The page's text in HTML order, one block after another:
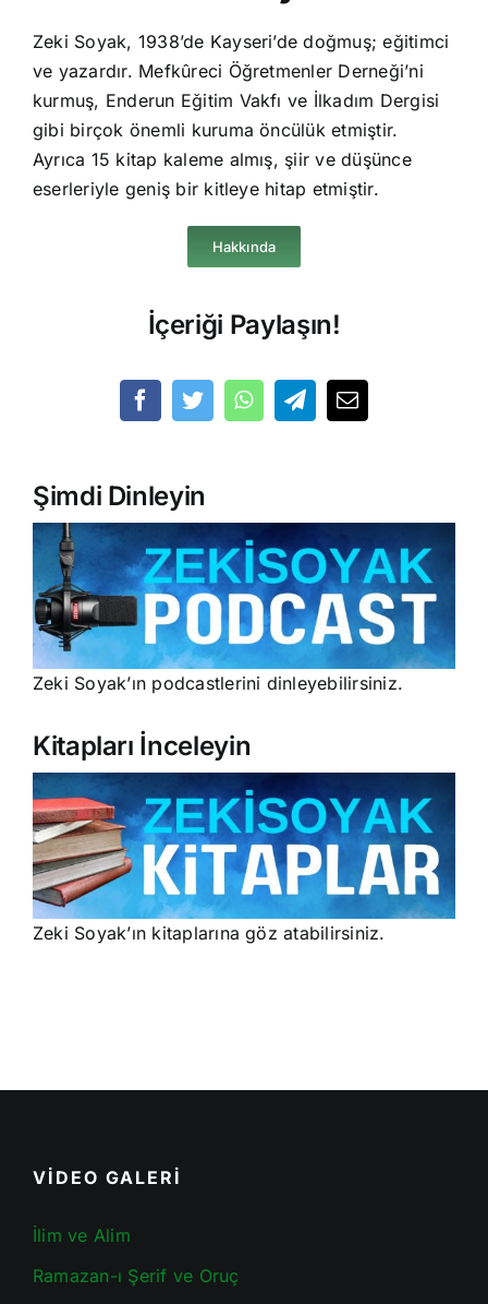
Zeki Soyak, 1938’de Kayseri’de doğmuş; eğitimci
ve yazardır. Mefkûreci Öğretmenler Derneği’ni
kurmuş, Enderun Eğitim Vakfı ve İlkadım Dergisi
gibi birçok önemli kuruma öncülük etmiştir.
Ayrıca 15 kitap kaleme almış, şiir ve düşünce
eserleriyle geniş bir kitleye hitap etmiştir.
Hakkında
İçeriği Paylaşın!
Şimdi Dinleyin
Zeki Soyak’ın podcastlerini dinleyebilirsiniz.
Kitapları İnceleyin
Zeki Soyak’ın kitaplarına göz atabilirsiniz.
VİDEO GALERİ
İlim ve Alim
Ramazan-ı Şerif ve Oruç